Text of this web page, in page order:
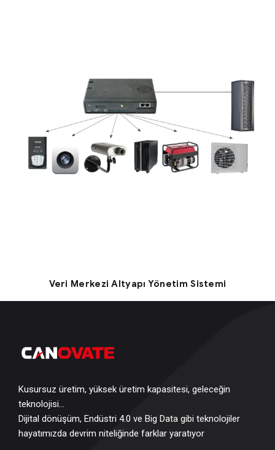
Veri Merkezi Altyapı Yönetim Sistemi
Kusursuz üretim, yüksek üretim kapasitesi, geleceğin
teknolojisi…
Dijital dönüşüm, Endüstri 4.0 ve Big Data gibi teknolojiler
hayatımızda devrim niteliğinde farklar yaratıyor